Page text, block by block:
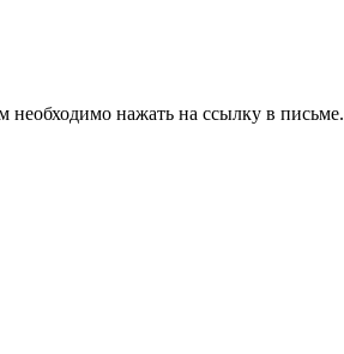
необходимо нажать на ссылку в письме.